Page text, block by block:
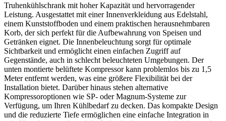
Truhenkühlschrank mit hoher Kapazität und hervorragender
Leistung. Ausgestattet mit einer Innenverkleidung aus Edelstahl,
einem Kunststoffboden und einem praktischen herausnehmbaren
Korb, der sich perfekt für die Aufbewahrung von Speisen und
Getränken eignet. Die Innenbeleuchtung sorgt für optimale
Sichtbarkeit und ermöglicht einen einfachen Zugriff auf
Gegenstände, auch in schlecht beleuchteten Umgebungen. Der
unten montierte belüftete Kompressor kann problemlos bis zu 1,5
Meter entfernt werden, was eine größere Flexibilität bei der
Installation bietet. Darüber hinaus stehen alternative
Kompressoroptionen wie SP- oder Magnum-Systeme zur
Verfügung, um Ihren Kühlbedarf zu decken. Das kompakte Design
und die reduzierte Tiefe ermöglichen eine einfache Integration in